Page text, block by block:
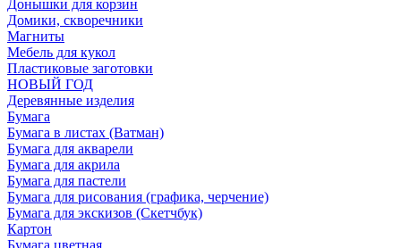
Донышки для корзин
Домики, скворечники
Магниты
Мебель для кукол
Пластиковые заготовки
НОВЫЙ ГОД
Деревянные изделия
Бумага
Бумага в листах (Ватман)
Бумага для акварели
Бумага для акрила
Бумага для пастели
Бумага для рисования (графика, черчение)
Бумага для экскизов (Скетчбук)
Картон
Бумага цветная